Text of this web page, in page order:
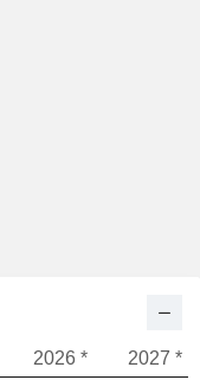
2026 *
2027 *